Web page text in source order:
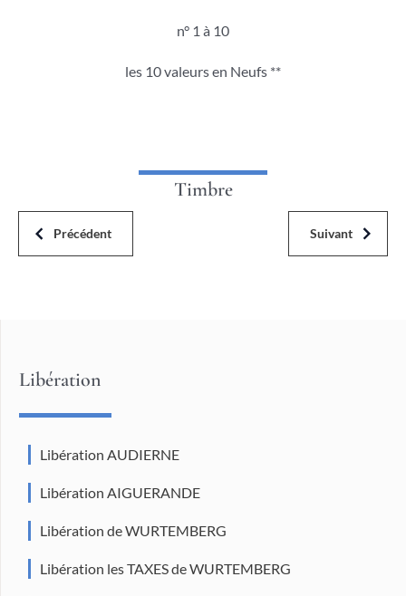
n° 1 à 10
les 10 valeurs en Neufs **
Précédent Suivant
Timbre
Libération
Libération AUDIERNE
Libération AIGUERANDE
Libération de WURTEMBERG
Libération les TAXES de WURTEMBERG